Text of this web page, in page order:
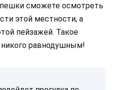
сможете осмотреть
этой местности, а
пейзажей. Такое
равнодушным!